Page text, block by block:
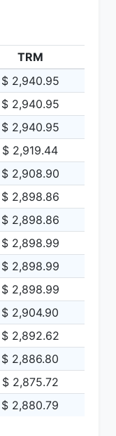
TRM
$ 2,940.95
$ 2,940.95
$ 2,940.95
$ 2,919.44
$ 2,908.90
$ 2,898.86
$ 2,898.86
$ 2,898.99
$ 2,898.99
$ 2,898.99
$ 2,904.90
$ 2,892.62
$ 2,886.80
$ 2,875.72
$ 2,880.79